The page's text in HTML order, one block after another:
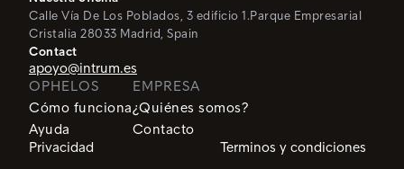
Calle Vía De Los Poblados, 3 edificio 1.Parque Empresarial
Cristalia 28033 Madrid, Spain
Contact
apoyo@intrum.es
OPHELOS
Cómo funciona
Ayuda
EMPRESA
¿Quiénes somos?
Contacto
Privacidad
Terminos y condiciones